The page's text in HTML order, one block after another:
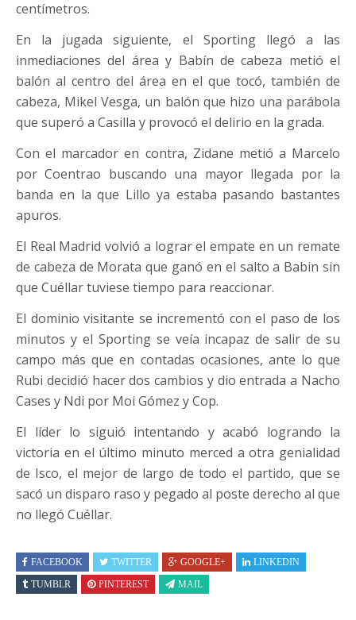
centímetros.
En la jugada siguiente, el Sporting llegó a las
inmediaciones del área y Babín de cabeza metió el
balón al centro del área en el que tocó, también de
cabeza, Mikel Vesga, un balón que hizo una parábola
que superó a Casilla y provocó el delirio en la grada.
Con el marcador en contra, Zidane metió a Marcelo
por Coentrao buscando una mayor llegada por la
banda en la que Lillo ya estaba pasando bastantes
apuros.
El Real Madrid volvió a lograr el empate en un remate
de cabeza de Morata que ganó en el salto a Babin sin
que Cuéllar tuviese tiempo para reaccionar.
El dominio visitante se incrementó con el paso de los
minutos y el Sporting se veía incapaz de salir de su
campo más que en contadas ocasiones, ante lo que
Rubi decidió hacer dos cambios y dio entrada a Nacho
Cases y Ndi por Moi Gómez y Cop.
El líder lo siguió intentando y acabó logrando la
victoria en el último minuto merced a otra genialidad
de Isco, el mejor de largo de todo el partido, que se
sacó un disparo raso y pegado al poste derecho al que
no llegó Cuéllar.
FACEBOOK TWITTER GOOGLE+
LINKEDIN
TUMBLR
PINTEREST MAIL